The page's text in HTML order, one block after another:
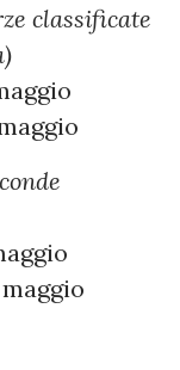
classificate